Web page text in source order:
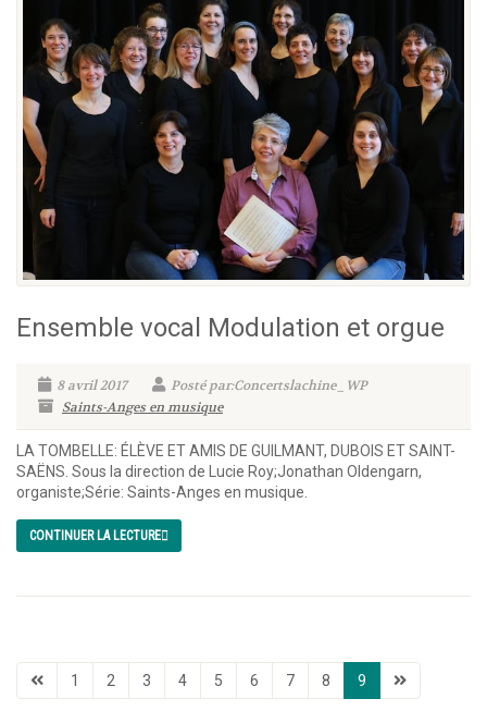
Ensemble vocal Modulation et orgue
8 avril 2017
Posté par:Concertslachine_WP
Saints-Anges en musique
LA TOMBELLE: ÉLÈVE ET AMIS DE GUILMANT, DUBOIS ET SAINT-
SAËNS. Sous la direction de Lucie Roy;Jonathan Oldengarn,
organiste;Série: Saints-Anges en musique.
CONTINUER LA LECTURE
1 2 3 4 5 6 7 8 9